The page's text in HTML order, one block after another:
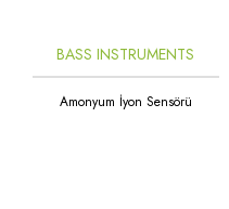
BASS INSTRUMENTS
Amonyum İyon Sensörü